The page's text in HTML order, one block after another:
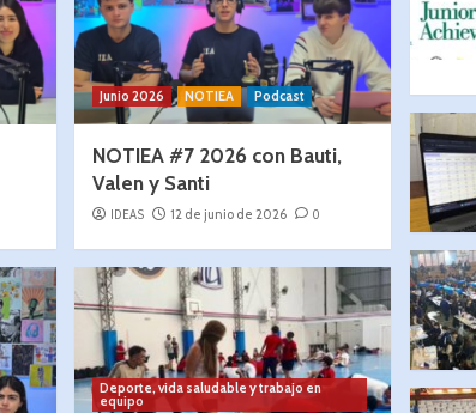
Junio 2026 NOTIEA Podcast
NOTIEA #7 2026 con Bauti,
Valen y Santi
IDEAS 12 de junio de 2026 0
Deporte, vida saludable y trabajo en
equipo